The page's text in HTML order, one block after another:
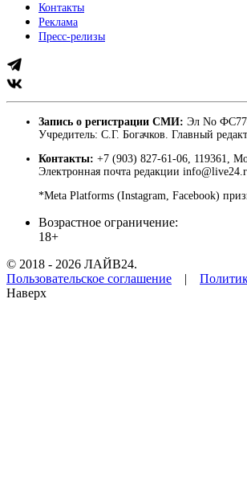
Контакты
Реклама
Пресс-релизы
Запись о регистрации СМИ: Эл No
Учредитель: С.Г. Богачков. Главный
Контакты: +7 (903) 827-61-06, 119361,
Электронная почта редакции
*Meta Platforms (Instagram, Facebook)
Возрастное ограничение:
18+
© 2018 - 2026 ЛАЙВ24.
Пользовательское соглашение |
Наверх